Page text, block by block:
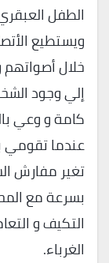
الطفل
ويستطيع
خلال
إلي وجود
كامة و وعي
عندما تقومي
تغير مفارش
بسرعة مع
التكيف و
الغرباء.